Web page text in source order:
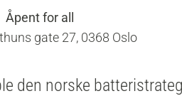
Åpent for all
gate 27, 0368 Oslo
den norske